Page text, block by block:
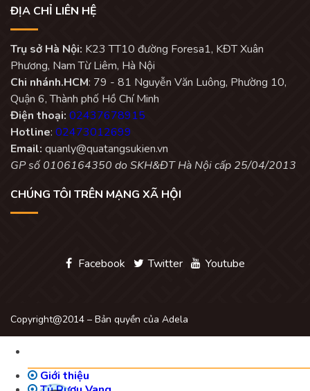
ĐỊA CHỈ LIÊN HỆ
Trụ sở Hà Nội: K23 TT10 đường Foresa1, KĐT Xuân
Phương, Nam Từ Liêm, Hà Nội
Chi nhánh.HCM: 79 - 81 Nguyễn Văn Luông, Phường 10,
Quận 6, Thành phố Hồ Chí Minh
Điện thoại: 02437678915
Hotline: 02473012699
Email: quanly@quatangsukien.vn
GP số 0106164350 do SKH&ĐT Hà Nội cấp 25/04/2013
CHÚNG TÔI TRÊN MẠNG XÃ HỘI
Facebook Twitter Youtube
Copyright@2014 – Bản quyền của Adela
Giới thiệu